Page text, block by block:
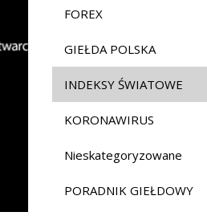
FOREX
GIEŁDA POLSKA
INDEKSY ŚWIATOWE
KORONAWIRUS
Nieskategoryzowane
PORADNIK GIEŁDOWY